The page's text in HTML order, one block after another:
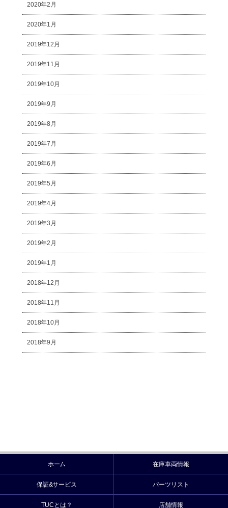
2020年2月
2020年1月
2019年12月
2019年11月
2019年10月
2019年9月
2019年8月
2019年7月
2019年6月
2019年5月
2019年4月
2019年3月
2019年2月
2019年1月
2018年12月
2018年11月
2018年10月
2018年9月
ホーム 在庫車両情報
保証&サービス パーツリスト
TUCとは？ 店舗情報